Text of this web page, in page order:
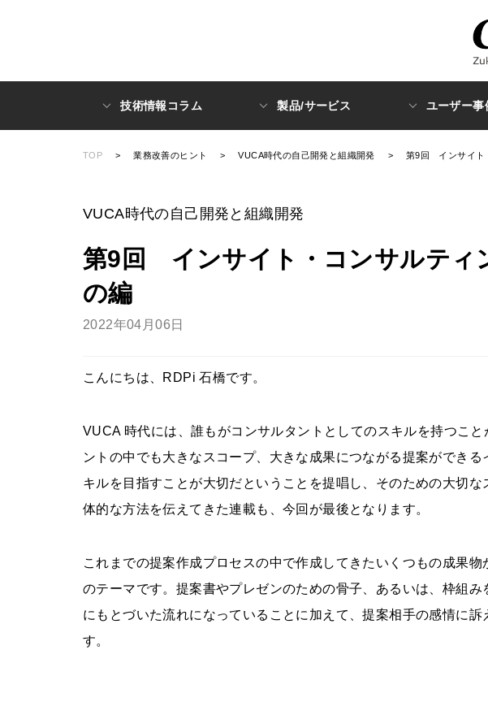
技術情報コラム 製品/サービス ユーザー事
TOP > 業務改善のヒント > VUCA時代の自己開発と組織開発 > 第9回 インサイト
VUCA時代の自己開発と組織開発
第9回 インサイト・コンサルティ
の編
2022年04月06日
こんにちは、RDPi 石橋です。
VUCA 時代には、誰もがコンサルタントとしてのスキルを持つこ
ントの中でも大きなスコープ、大きな成果につながる提案ができ る
キルを目指すことが大切だということを提唱し、そのための大切
体的な方法を伝えてきた連載も、今回が最後となります。
これまでの提案作成プロセスの中で作成してきたいくつもの成果
のテーマです。提案書やプレゼンのための骨子、あるいは、枠組
にもとづいた流れになっていることに加えて、提案相手の感情に
す。